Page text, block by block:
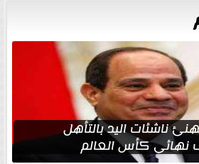
ناشئات اليد بالتأهل
نهائي كأس العالم